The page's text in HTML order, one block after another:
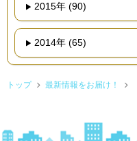
2015年 (90)
2014年 (65)
トップ 最新情報をお届け！